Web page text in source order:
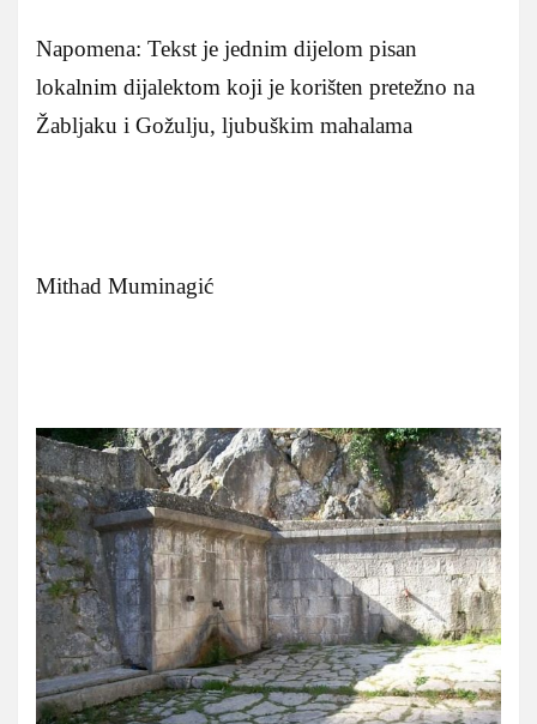
Napomena: Tekst je jednim dijelom pisan
lokalnim dijalektom koji je korišten pretežno na
Žabljaku i Gožulju, ljubuškim mahalama
Mithad Muminagić